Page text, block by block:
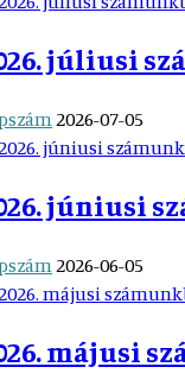
júliusi
2026-07-05
júniusi
2026-06-05
májusi